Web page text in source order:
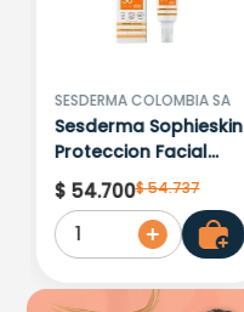
Más reciente
SESDERMA COLOMBIA SA
Sesderma Sophieskin
Proteccion Facial
Kids Hypoallergenic
Spf 500 Moisturising
$ 54.700$54.737
1